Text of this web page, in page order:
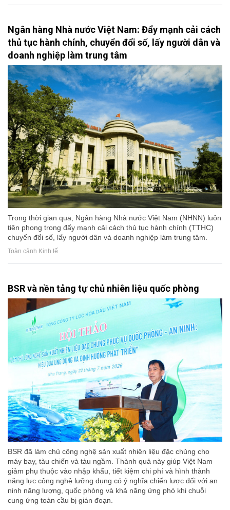
Ngân hàng Nhà nước Việt Nam: Đẩy mạnh cải cách
thủ tục hành chính, chuyển đổi số, lấy người dân và
doanh nghiệp làm trung tâm
Trong thời gian qua, Ngân hàng Nhà nước Việt Nam (NHNN) luôn
tiên phong trong đẩy mạnh cải cách thủ tục hành chính (TTHC)
chuyển đổi số, lấy người dân và doanh nghiệp làm trung tâm.
Toàn cảnh Kinh tế
BSR và nền tảng tự chủ nhiên liệu quốc phòng
BSR đã làm chủ công nghệ sản xuất nhiên liệu đặc chủng cho
máy bay, tàu chiến và tàu ngầm. Thành quả này giúp Việt Nam
giảm phụ thuộc vào nhập khẩu, tiết kiệm chi phí và hình thành
năng lực công nghệ lưỡng dụng có ý nghĩa chiến lược đối với an
ninh năng lượng, quốc phòng và khả năng ứng phó khi chuỗi
cung ứng toàn cầu bị gián đoạn.